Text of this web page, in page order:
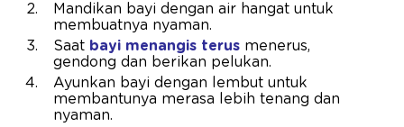
Mandikan bayi dengan air hangat untuk
membuatnya nyaman.
Saat bayi menangis terus menerus,
gendong dan berikan pelukan.
Ayunkan bayi dengan lembut untuk
membantunya merasa lebih tenang dan
nyaman.